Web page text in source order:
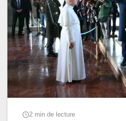
2 min de lecture